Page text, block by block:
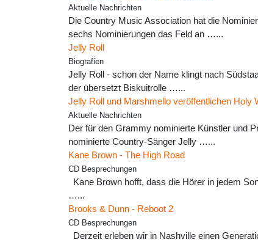
Aktuelle Nachrichten
Die Country Music Association hat die
sechs Nominierungen das Feld an …...
Jelly Roll
Biografien
Jelly Roll - schon der Name klingt nach
der übersetzt Biskuitrolle …...
Jelly Roll und Marshmello veröffentlichen Holy
Aktuelle Nachrichten
Der für den Grammy nominierte Künstler und
nominierte Country-Sänger Jelly …...
Kane Brown - The High Road
CD Besprechungen
Kane Brown hofft, dass die Hörer in jedem
…...
Brooks & Dunn - Reboot 2
CD Besprechungen
Derzeit erleben wir in Nashville einen